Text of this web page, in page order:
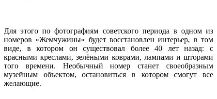
Для этого по фотографиям советского периода в одном из
номеров «Жемчужины» будет восстановлен интерьер, в том
виде, в котором он существовал более 40 лет назад: с
красными креслами, зелёными коврами, лампами и шторами
того времени. Необычный номер станет своеобразным
музейным объектом, остановиться в котором смогут все
желающие.